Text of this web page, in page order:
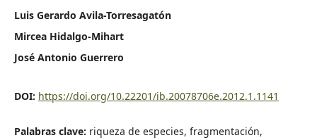
Luis Gerardo Avila-Torresagatón
Mircea Hidalgo-Mihart
José Antonio Guerrero
DOI: https://doi.org/10.22201/ib.20078706e.2012.1.1141
Palabras clave: riqueza de especies, fragmentación,